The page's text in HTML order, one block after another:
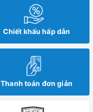
Chiết khấu hấp dẫn
Thanh toán đơn giản